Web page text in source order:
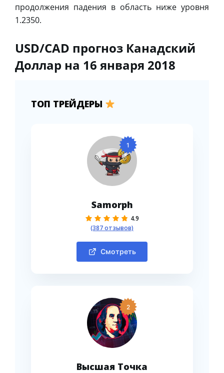
продолжения падения в область ниже уровня
1.2350.
USD/CAD прогноз Канадский
Доллар на 16 января 2018
ТОП ТРЕЙДЕРЫ
1
Samorph
4.9
(387 отзывов)
Смотреть
2
Высшая Точка